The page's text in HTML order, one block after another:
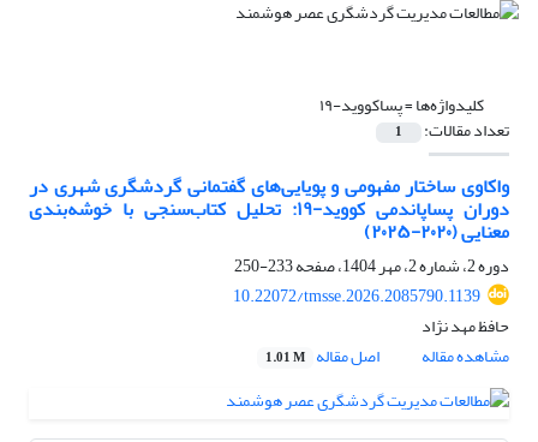
کلیدواژه‌ها =پساکووید-۱۹
تعداد مقالات: 1
واکاوی ساختار مفهومی و پویایی‌های گفتمانی گردشگری شهری در
دوران پساپاندمی کووید-۱۹: تحلیل کتاب‌سنجی با خوشه‌بندی
معنایی (۲۰۲۰-۲۰۲۵)
دوره 2، شماره 2، مهر 1404، صفحه
233-250
10.22072/tmsse.2026.2085790.1139
حافظ مهد نژاد
مشاهده مقاله
اصل مقاله 1.01 M